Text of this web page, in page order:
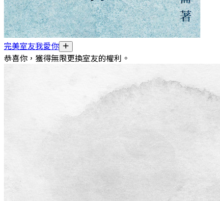
完美室友我愛你
恭喜你，獲得無限更換室友的權利。